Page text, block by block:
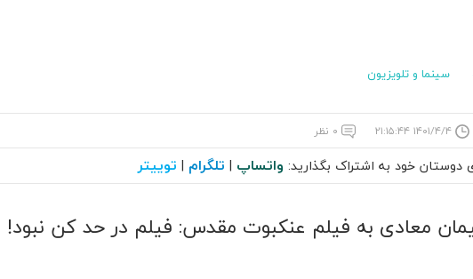
سینما و تلویزیون
۱۴۰۱/۴/۴ ۲۱:۱۵:۴۴ ۰ نظر
دوستان خود به اشتراک بگذارید: واتساپ | تلگرام | توییتر
معادی به فیلم عنکبوت مقدس: فیلم در حد کن نبود!